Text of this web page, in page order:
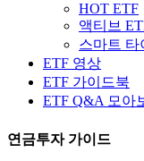
HOT ETF
액티브
스마트 타
ETF 영상
ETF 가이드북
ETF Q&A 모아
연금투자 가이드